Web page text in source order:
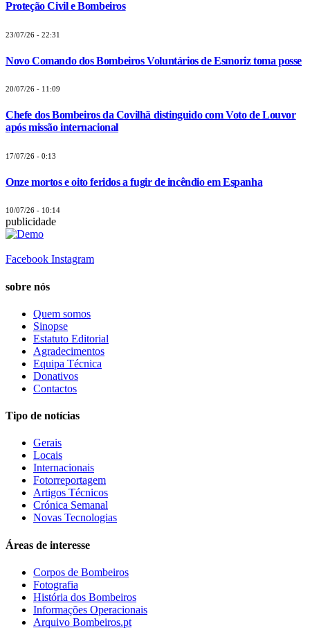
Proteção Civil e Bombeiros
23/07/26 - 22:31
Novo Comando dos Bombeiros Voluntários de Esmoriz toma posse
20/07/26 - 11:09
Chefe dos Bombeiros da Covilhã distinguido com Voto de Louvor
após missão internacional
17/07/26 - 0:13
Onze mortos e oito feridos a fugir de incêndio em Espanha
10/07/26 - 10:14
publicidade
Facebook Instagram
sobre nós
Quem somos
Sinopse
Estatuto Editorial
Agradecimentos
Equipa Técnica
Donativos
Contactos
Tipo de notícias
Gerais
Locais
Internacionais
Fotorreportagem
Artigos Técnicos
Crónica Semanal
Novas Tecnologias
Áreas de interesse
Corpos de Bombeiros
Fotografia
História dos Bombeiros
Informações Operacionais
Arquivo Bombeiros.pt